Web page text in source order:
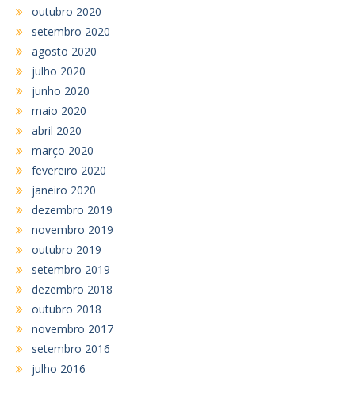
outubro 2020
setembro 2020
agosto 2020
julho 2020
junho 2020
maio 2020
abril 2020
março 2020
fevereiro 2020
janeiro 2020
dezembro 2019
novembro 2019
outubro 2019
setembro 2019
dezembro 2018
outubro 2018
novembro 2017
setembro 2016
julho 2016